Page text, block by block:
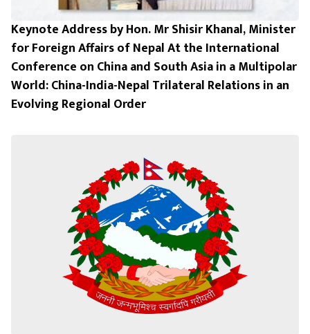
Keynote Address by Hon. Mr Shisir Khanal, Minister
for Foreign Affairs of Nepal At the International
Conference on China and South Asia in a Multipolar
World: China-India-Nepal Trilateral Relations in an
Evolving Regional Order